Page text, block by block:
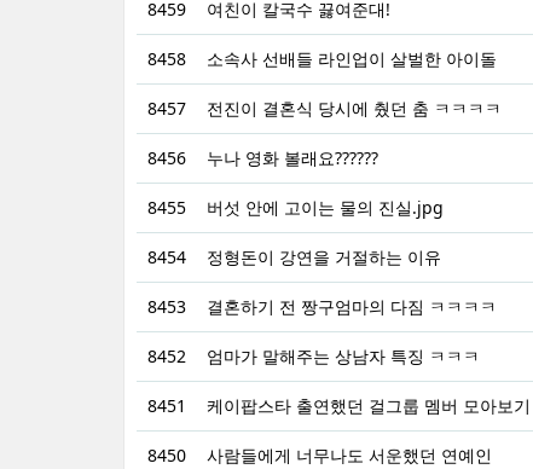
8459 여친이 칼국수 끓여준대!
8458 소속사 선배들 라인업이 살벌한 아이돌
8457 전진이 결혼식 당시에 췄던 춤 ㅋㅋㅋㅋ
8456 누나 영화 볼래요??????
8455 버섯 안에 고이는 물의 진실.jpg
8454 정형돈이 강연을 거절하는 이유
8453 결혼하기 전 짱구엄마의 다짐 ㅋㅋㅋㅋ
8452 엄마가 말해주는 상남자 특징 ㅋㅋㅋ
8451 케이팝스타 출연했던 걸그룹 멤버 모아보기
8450 사람들에게 너무나도 서운했던 연예인